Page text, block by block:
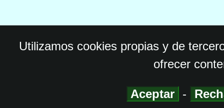
Utilizamos cookies propias y de
ofrecer
Aceptar -